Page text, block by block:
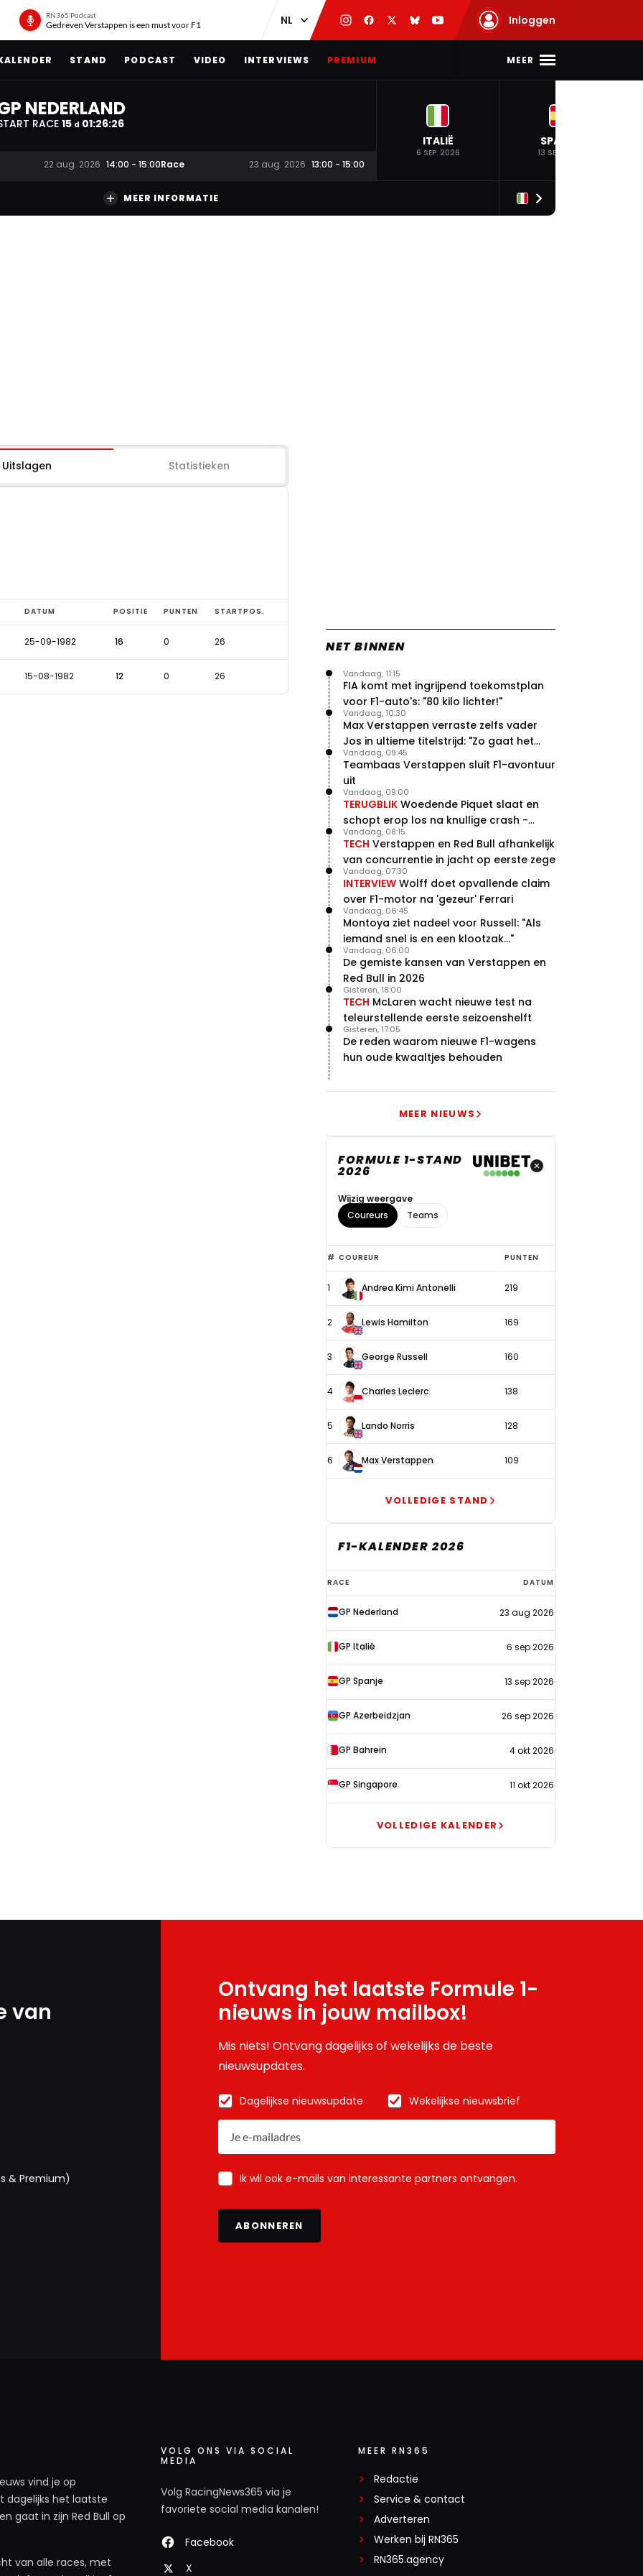
RN365 Podcast
Gedreven Verstappen is een must voor F1 Inloggen
STAND PODCAST VIDEO INTERVIEWS PREMIUM MEER
NEDERLAND
RACE15 d 01:26:25
22 aug. 2026 14:00 - 15:00Race 23 aug. 2026 13:00 - 15:00
ITALIË
6 SEP. 2026
SPANJE
13 SEP. 2026
MEER INFORMATIE
Uitslagen Statistieken
DATUM POSITIE PUNTEN STARTPOS.
25-09-1982 16 0 26
15-08-1982 12 0 26
NET BINNEN
FIA komt met ingrijpend toekomstplan
voor F1-auto's: "80 kilo lichter!"
Vandaag, 11:15
Max Verstappen verraste zelfs vader
Jos in ultieme titelstrijd: "Zo gaat het
altijd!"
Vandaag, 10:30
Teambaas Verstappen sluit F1-avontuur
uit
Vandaag, 09:45
TERUGBLIK Woedende Piquet slaat en
schopt erop los na knullige crash -
terugblik
Vandaag, 09:00
TECH Verstappen en Red Bull afhankelijk
van concurrentie in jacht op eerste zege
Vandaag, 08:15
INTERVIEW Wolff doet opvallende claim
over F1-motor na 'gezeur' Ferrari
Vandaag, 07:30
Montoya ziet nadeel voor Russell: "Als
iemand snel is en een klootzak..."
Vandaag, 06:45
De gemiste kansen van Verstappen en
Red Bull in 2026
Vandaag, 06:00
TECH McLaren wacht nieuwe test na
teleurstellende eerste seizoenshelft
Gisteren, 18:00
De reden waarom nieuwe F1-wagens
hun oude kwaaltjes behouden
Gisteren, 17:05
MEER NIEUWS
FORMULE 1-STAND
2026
Wijzig weergave
Coureurs
Teams
Top
6
coureurs
# COUREUR PUNTEN
1 Andrea Kimi Antonelli 219
2 Lewis Hamilton 169
3 George Russell 160
4 Charles Leclerc 138
5 Lando Norris 128
6 Max Verstappen 109
VOLLEDIGE STAND
F1-KALENDER 2026
F1-
kalender
2026
RACE DATUM
GP Nederland 23 aug 2026
GP Italië 6 sep 2026
GP Spanje 13 sep 2026
GP Azerbeidzjan 26 sep 2026
GP Bahrein 4 okt 2026
GP Singapore 11 okt 2026
VOLLEDIGE KALENDER
van
& Premium)
Ontvang het laatste Formule 1-
nieuws in jouw mailbox!
Mis niets! Ontvang dagelijks of wekelijks de beste
nieuwsupdates.
Dagelijkse nieuwsupdate Wekelijkse nieuwsbrief
Ik wil ook e-mails van interessante partners ontvangen.
ABONNEREN
vind je op
dagelijks het laatste
gaat in zijn Red Bull op
van alle races, met
VOLG ONS VIA SOCIAL
MEDIA
Volg RacingNews365 via je
favoriete social media kanalen!
Facebook
X
MEER RN365
Redactie
Service & contact
Adverteren
Werken bij RN365
RN365.agency